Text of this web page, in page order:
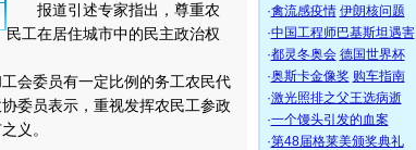
报道引述专家指出，尊重农
民工在居住城市中的民主政治权
会委员有一定比例的务工农民代
委员表示，重视发挥农民工参政
义。
·禽流感疫情 伊朗核问题
·中国工程师巴基斯坦遇害
·都灵冬奥会 德国世界杯
·奥斯卡金像奖 购车指南
·激光照排之父王选病逝
·一个馒头引发的血案
·第48届格莱美颁奖典礼